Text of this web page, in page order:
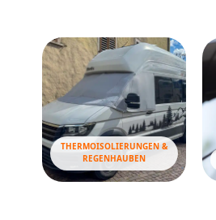
THERMOISOLIERUNGEN &
REGENHAUBEN